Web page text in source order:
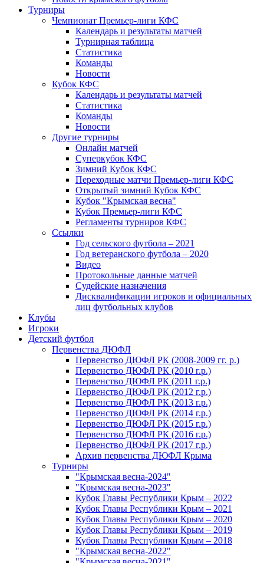
Турниры
Чемпионат Премьер-лиги КФС
Календарь и результаты матчей
Турнирная таблица
Статистика
Команды
Новости
Кубок КФС
Календарь и результаты матчей
Статистика
Команды
Новости
Другие турниры
Онлайн матчей
Суперкубок КФС
Зимний Кубок КФС
Переходные матчи Премьер-лиги КФС
Открытый зимний Кубок КФС
Кубок "Крымская весна"
Кубок Премьер-лиги КФС
Регламенты турниров КФС
Ссылки
Год сельского футбола – 2021
Год ветеранского футбола – 2020
Видео
Протокольные данные матчей
Судейские назначения
Дисквалификации игроков и официальных
лиц футбольных клубов
Клубы
Игроки
Детский футбол
Первенства ДЮФЛ
Первенство ДЮФЛ РК (2008-2009 гг. р.)
Первенство ДЮФЛ РК (2010 г.р.)
Первенство ДЮФЛ РК (2011 г.р.)
Первенство ДЮФЛ РК (2012 г.р.)
Первенство ДЮФЛ РК (2013 г.р.)
Первенство ДЮФЛ РК (2014 г.р.)
Первенство ДЮФЛ РК (2015 г.р.)
Первенство ДЮФЛ РК (2016 г.р.)
Первенство ДЮФЛ РК (2017 г.р.)
Архив первенства ДЮФЛ Крыма
Турниры
"Крымская весна-2024"
"Крымская весна-2023"
Кубок Главы Республики Крым – 2022
Кубок Главы Республики Крым – 2021
Кубок Главы Республики Крым – 2020
Кубок Главы Республики Крым – 2019
Кубок Главы Республики Крым – 2018
"Крымская весна-2022"